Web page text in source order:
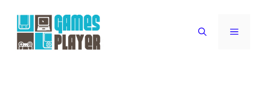
contenuto
MENU